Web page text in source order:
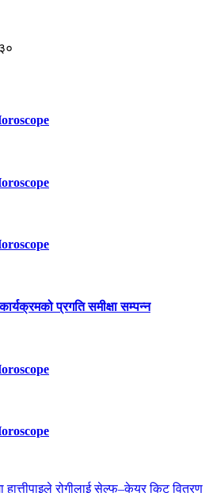
प्रगति समीक्षा सम्पन्न
हात्तीपाइले रोगीलाई सेल्फ–केयर किट वितरण